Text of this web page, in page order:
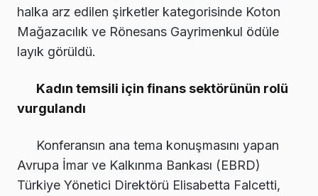
halka arz edilen şirketler kategorisinde Koton
Mağazacılık ve Rönesans Gayrimenkul ödüle
layık görüldü.
Kadın temsili için finans sektörünün rolü
vurgulandı
Konferansın ana tema konuşmasını yapan
Avrupa İmar ve Kalkınma Bankası (EBRD)
Türkiye Yönetici Direktörü Elisabetta Falcetti,